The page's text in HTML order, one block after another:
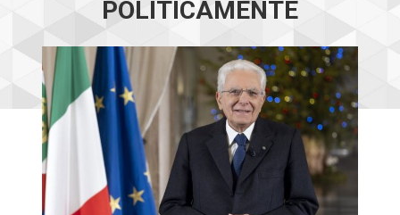
POLITICAMENTE